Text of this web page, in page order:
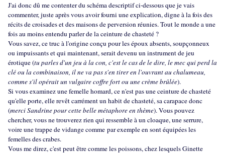
J'ai donc dû me contenter du schéma descriptif ci-dessous que je vais
commenter, juste après vous avoir fourni une explication, digne à la fois des
récits de croisades et des maisons de perversion réunies. Tout le monde a une
fois au moins entendu parler de la ceinture de chasteté ?
Vous savez, ce truc à l'origine conçu pour les époux absents, soupçonneux
ou impuissants et qui maintenant, serait devenu un instrument de jeu
érotique (tu parles d'un jeu à la con, c'est le cas de le dire, le mec qui perd la
clé ou la combinaison, il ne va pas s'en tirer en l'ouvrant au chalumeau,
comme s'il opérait un vulgaire coffre fort ou une crème brûlée).
Si vous examinez une femelle homard, ce n'est pas une ceinture de chasteté
qu'elle porte, elle revêt carrément un habit de chasteté, sa carapace donc
(merciSandrinepour cette belle métaphore en thème). Vous pouvez
chercher, vous ne trouverez rien qui ressemble à un cloaque, une serrure,
voire une trappe de vidange comme par exemple en sont équipées les
femelles des crabes.
Vous me direz, c'est peut être comme les poissons, chez lesquels Ginette